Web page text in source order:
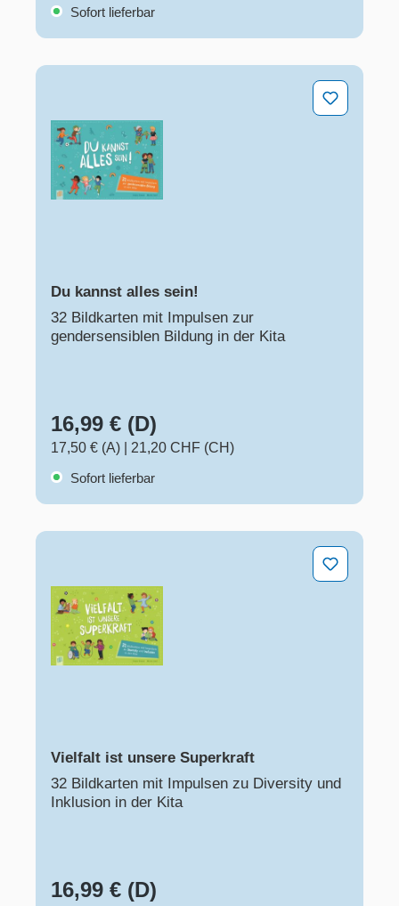
Sofort lieferbar
Du kannst alles sein!
32 Bildkarten mit Impulsen zur
gendersensiblen Bildung in der Kita
16,99 € (D)
17,50 € (A)
21,20 CHF (CH)
Sofort lieferbar
Vielfalt ist unsere Superkraft
32 Bildkarten mit Impulsen zu Diversity und
Inklusion in der Kita
16,99 € (D)